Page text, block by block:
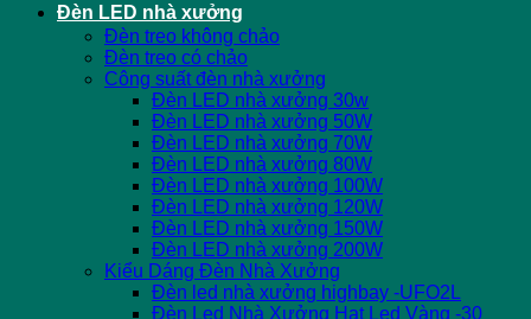
Đèn LED nhà xưởng
Đèn treo không chảo
Đèn treo có chảo
Công suất đèn nhà xưởng
Đèn LED nhà xưởng 30w
Đèn LED nhà xưởng 50W
Đèn LED nhà xưởng 70W
Đèn LED nhà xưởng 80W
Đèn LED nhà xưởng 100W
Đèn LED nhà xưởng 120W
Đèn LED nhà xưởng 150W
Đèn LED nhà xưởng 200W
Kiểu Dáng Đèn Nhà Xưởng
Đèn led nhà xưởng highbay -UFO2L
Đèn Led Nhà Xưởng Hạt Led Vàng -30